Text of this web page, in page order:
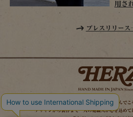
用さ
プレスリリース
時を経てこそ解る味わいがある。使い込んでこ
デザインから製作まで一人の鞄職人が心を込めて